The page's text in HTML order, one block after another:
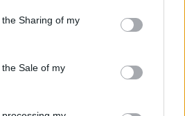
usage behaviour. You may click to
Google and its third-party tags to
purposes in below Google
Sharing of my
Sale of my